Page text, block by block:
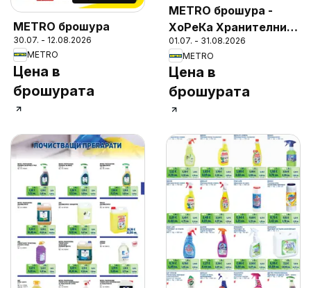
METRO брошура
30.07. - 12.08.2026
METRO
Цена в
брошурата
METRO брошура -
ХоРеКа Хранителни
стоки
01.07. - 31.08.2026
METRO
Цена в
брошурата